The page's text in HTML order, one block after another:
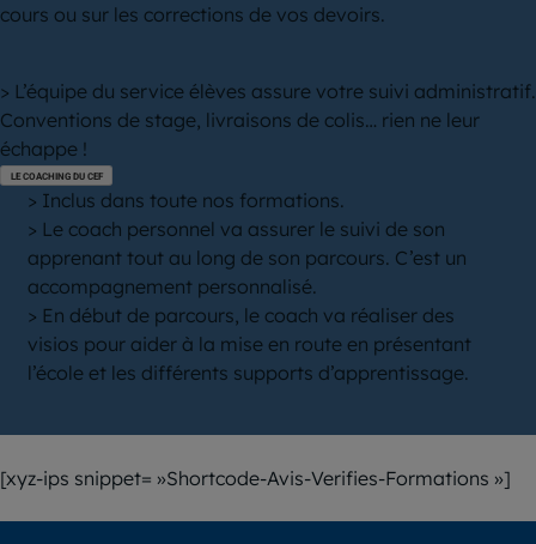
cours ou sur les corrections de vos devoirs.
> L’équipe du service élèves assure votre suivi administratif.
Conventions de stage, livraisons de colis… rien ne leur
échappe !
LE COACHING DU CEF
> Inclus dans toute nos formations.
> Le coach personnel va assurer le suivi de son
apprenant tout au long de son parcours. C’est un
accompagnement personnalisé.
> En début de parcours, le coach va réaliser des
visios pour aider à la mise en route en présentant
l’école et les différents supports d’apprentissage.
[xyz-ips snippet= »Shortcode-Avis-Verifies-Formations »]